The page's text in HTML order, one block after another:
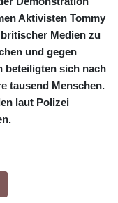
Aktivisten Tommy
Medien zu
und gegen
beteiligten sich nach
tausend Menschen.
laut Polizei